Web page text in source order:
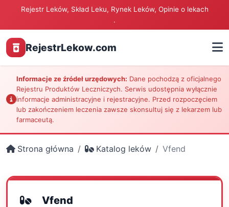
Rejestr Leków, Skład Leku, Rynek Leków, Opinie o lekach
.
RejestrLekow.com
Informacje ze źródeł urzędowych: Dane pochodzą z oficjalnego
Rejestru Produktów Leczniczych. Serwis udostępnia wyłącznie
informacje administracyjne i rejestracyjne. Przed rozpoczęciem
lub zakończeniem leczenia zawsze skonsultuj się z lekarzem lub
farmaceutą.
Strona główna Katalog leków Vfend
Vfend